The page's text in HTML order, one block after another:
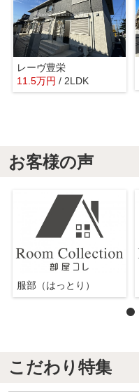
レーヴ豊栄
11.5万円 / 2LDK
お客様の声
服部（はっとり）
こだわり特集